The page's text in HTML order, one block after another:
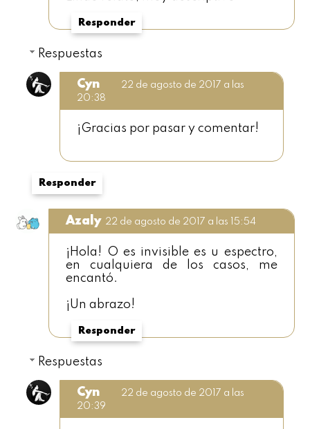
Responder
Respuestas
Cyn
22 de agosto de 2017 a las
20:38
¡Gracias por pasar y comentar!
Responder
Azaly 22 de agosto de 2017 a las 15:54
¡Hola! O es invisible es u espectro,
en cualquiera de los casos, me
encantó.
¡Un abrazo!
Responder
Respuestas
Cyn
22 de agosto de 2017 a las
20:39